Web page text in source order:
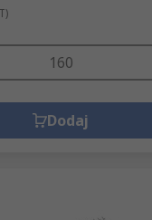
Dodaj